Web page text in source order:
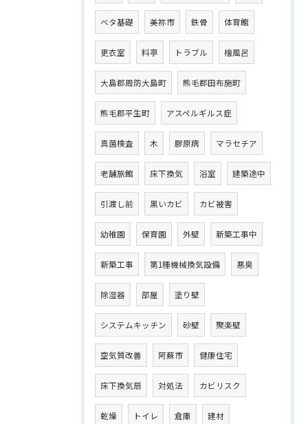
ベタ基礎 美祢市 鉄骨 体育館
更衣室 料亭 トラブル 檜風呂
大島郡周防大島町 熊毛郡田布施町
熊毛郡平生町 アスペルギルス症
真菌検査 木 膠原病 マラセチア
老舗旅館 床下換気 浴室 建築途中
引渡し前 黒いカビ カビ被害
幼稚園 保育園 外壁 新築工事中
新築工事 第1種機械換気設備 悪臭
除湿器 部屋 塗り壁
システムキッチン 砂壁 聚楽壁
空気質改善 阿蘇市 健康住宅
床下換気扇 対処法 カビリスク
乾燥 トイレ 倉庫 建材